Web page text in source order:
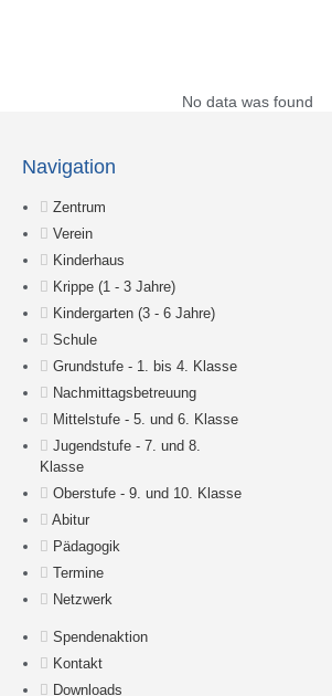
No data was found
Navigation
Zentrum
Verein
Kinderhaus
Krippe (1 - 3 Jahre)
Kindergarten (3 - 6 Jahre)
Schule
Grundstufe - 1. bis 4. Klasse
Nachmittagsbetreuung
Mittelstufe - 5. und 6. Klasse
Jugendstufe - 7. und 8.
Klasse
Oberstufe - 9. und 10. Klasse
Abitur
Pädagogik
Termine
Netzwerk
Spendenaktion
Kontakt
Downloads